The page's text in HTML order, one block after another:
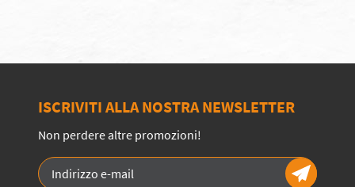
ISCRIVITI ALLA NOSTRA NEWSLETTER
Non perdere altre promozioni!